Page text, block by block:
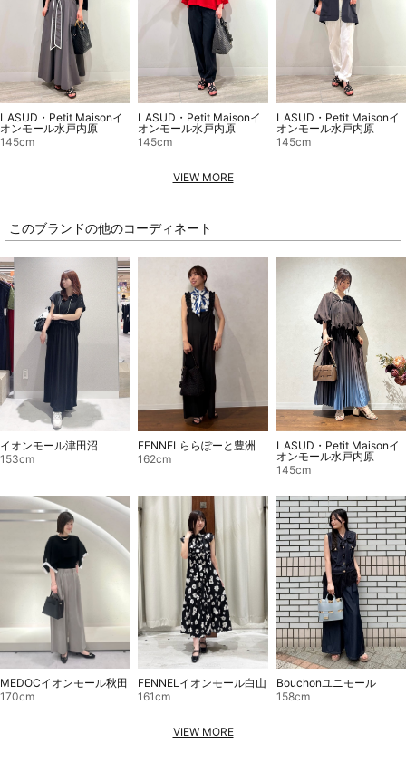
LASUD・Petit Maisonイ
オンモール水戸内原
145cm
LASUD・Petit Maisonイ
オンモール水戸内原
145cm
LASUD・Petit Maisonイ
オンモール水戸内原
145cm
VIEW MORE
このブランドの他のコーディネート
イオンモール津田沼
153cm
FENNELららぽーと豊洲
162cm
LASUD・Petit Maisonイ
オンモール水戸内原
145cm
MEDOCイオンモール秋田
170cm
FENNELイオンモール白山
161cm
Bouchonユニモール
158cm
VIEW MORE